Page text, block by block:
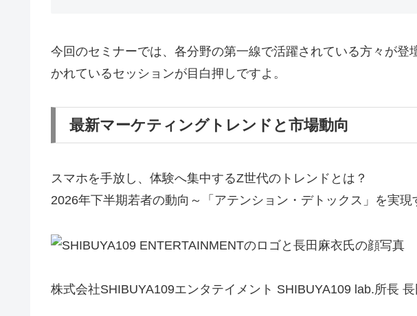
今回のセミナーでは、各分野の第一線で活躍されている方々が登
かれているセッションが目白押しですよ。
最新マーケティングトレンドと市場動向
スマホを手放し、体験へ集中するZ世代のトレンドとは？
2026年下半期若者の動向～「アテンション・デトックス」を実現
株式会社SHIBUYA109エンタテイメント SHIBUYA109 lab.所長